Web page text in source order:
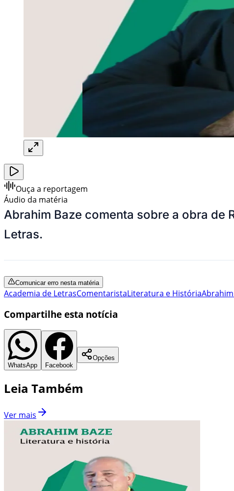
Ouça a reportagem
Áudio da matéria
Abrahim Baze comenta sobre a obra de
Letras.
Comunicar erro nesta matéria
Academia de LetrasComentaristaLiteratura e História
Compartilhe esta notícia
WhatsApp Facebook
Opções
Leia Também
Ver mais